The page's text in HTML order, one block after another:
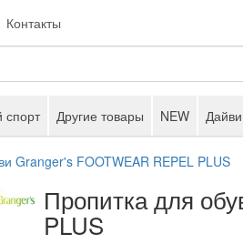
Контакты
спорт Другие товары NEW
Granger's FOOTWEAR REPEL PLUS
Пропитка для
PLUS